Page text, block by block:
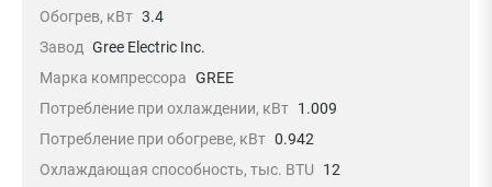
Обогрев, кВт 3.4
Завод Gree Electric Inc.
Марка компрессора GREE
Потребление при охлаждении, кВт 1.009
Потребление при обогреве, кВт 0.942
Охлаждающая способность, тыс. BTU
12